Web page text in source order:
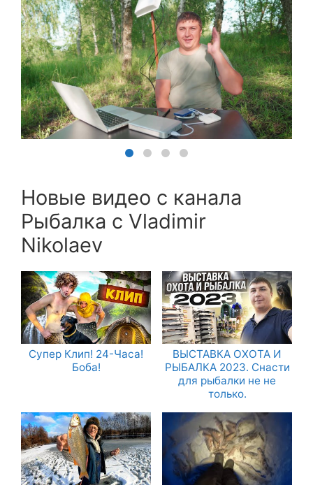
Новые видео с канала
Рыбалка с Vladimir
Nikolaev
Супер Клип! 24-Часа!
Боба!
ВЫСТАВКА ОХОТА И
РЫБАЛКА 2023. Снасти
для рыбалки не не
только.